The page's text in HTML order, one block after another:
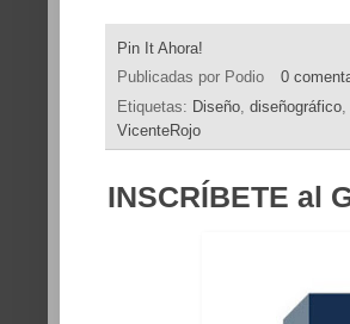
Pin It Ahora!
Publicadas por Podio
0
Etiquetas: Diseño, diseñográfico,
VicenteRojo
INSCRÍBETE al